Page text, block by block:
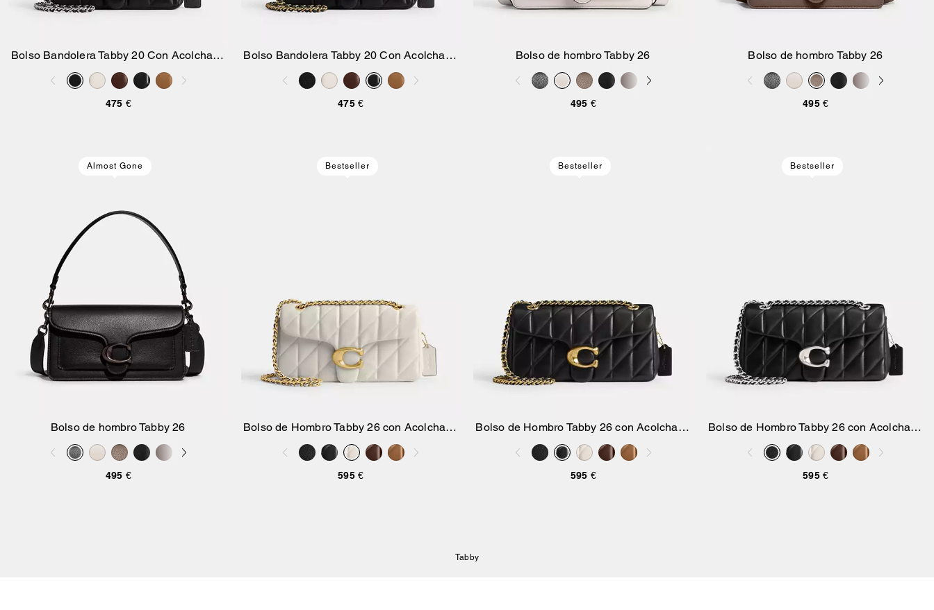
Añadir A La Cesta
Bolso Bandolera Tabby 20 Con Acolchado
Pillow
475 €
Añadir A La Cesta
Bolso Bandolera Tabby 20 Con Acolchado
Pillow
475 €
Añadir A La Cesta
Bolso de hombro Tabby 26
495 €
Añadir A La Cesta
Bolso de hombro Tabby 26
495 €
Almost Gone
Añadir A La Cesta
Bolso de hombro Tabby 26
495 €
Bestseller
Añadir A La Cesta
Bolso de Hombro Tabby 26 con Acolchado
Pillow
595 €
Bestseller
Añadir A La Cesta
Bolso de Hombro Tabby 26 con Acolchado
Pillow
595 €
Bestseller
Añadir A La Cesta
Bolso de Hombro Tabby 26 con Acolchado
Pillow
595 €
Tabby